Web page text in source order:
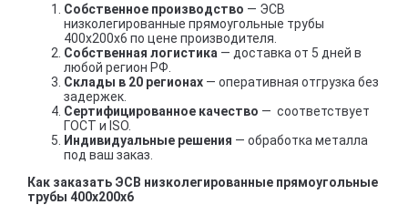
Собственное производство — ЭСВ
низколегированные прямоугольные трубы
400x200x6 по цене производителя.
Собственная логистика — доставка от 5 дней в
любой регион РФ.
Склады в 20 регионах — оперативная отгрузка без
задержек.
Сертифицированное качество — соответствует
ГОСТ и ISO.
Индивидуальные решения — обработка металла
под ваш заказ.
Как заказать ЭСВ низколегированные прямоугольные
трубы 400x200x6